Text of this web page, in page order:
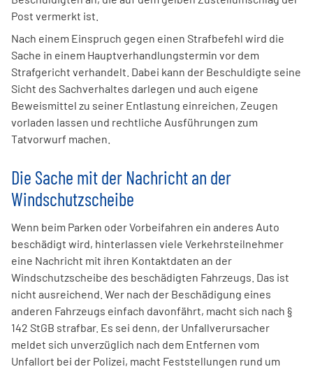
Post vermerkt ist.
Nach einem Einspruch gegen einen Strafbefehl wird die
Sache in einem Hauptverhandlungstermin vor dem
Strafgericht verhandelt. Dabei kann der Beschuldigte seine
Sicht des Sachverhaltes darlegen und auch eigene
Beweismittel zu seiner Entlastung einreichen, Zeugen
vorladen lassen und rechtliche Ausführungen zum
Tatvorwurf machen.
Die Sache mit der Nachricht an der
Windschutzscheibe
Wenn beim Parken oder Vorbeifahren ein anderes Auto
beschädigt wird, hinterlassen viele Verkehrsteilnehmer
eine Nachricht mit ihren Kontaktdaten an der
Windschutzscheibe des beschädigten Fahrzeugs. Das ist
nicht ausreichend. Wer nach der Beschädigung eines
anderen Fahrzeugs einfach davonfährt, macht sich nach §
142 StGB strafbar. Es sei denn, der Unfallverursacher
meldet sich unverzüglich nach dem Entfernen vom
Unfallort bei der Polizei, macht Feststellungen rund um